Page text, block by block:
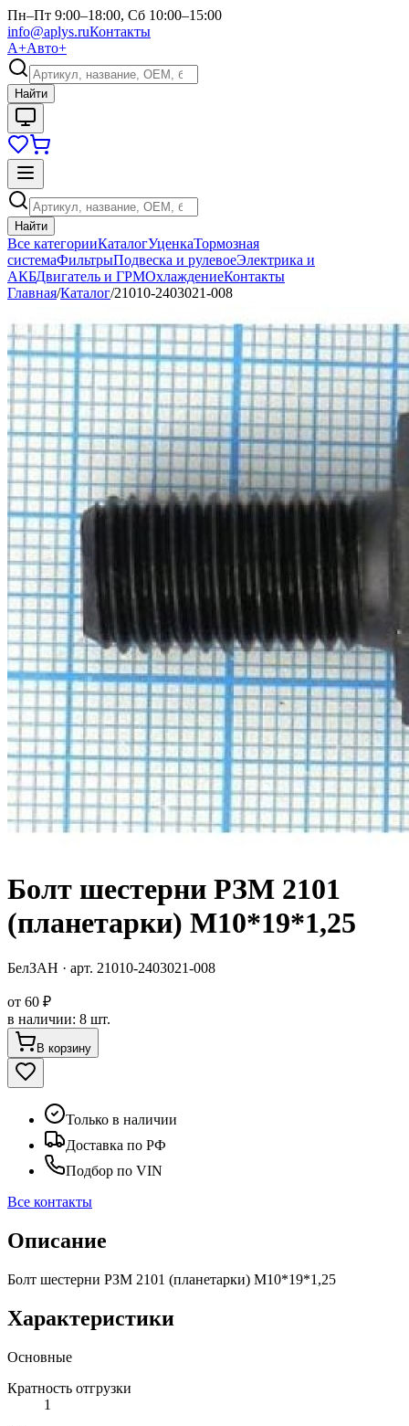
Пн–Пт 9:00–18:00, Сб 10:00–15:00
info@aplys.ruКонтакты
А+Авто+
Найти
Найти
Все категорииКаталогУценкаТормозная
системаФильтрыПодвеска и рулевоеЭлектрика и
АКБДвигатель и ГРМОхлаждениеКонтакты
Главная/Каталог/21010-2403021-008
Болт шестерни РЗМ 2101
(планетарки) М10*19*1,25
БелЗАН · арт. 21010-2403021-008
от 60 ₽
в наличии: 8 шт.
В корзину
Только в наличии
Доставка по РФ
Подбор по VIN
Все контакты
Описание
Болт шестерни РЗМ 2101 (планетарки) М10*19*1,25
Характеристики
Основные
Кратность отгрузки
1